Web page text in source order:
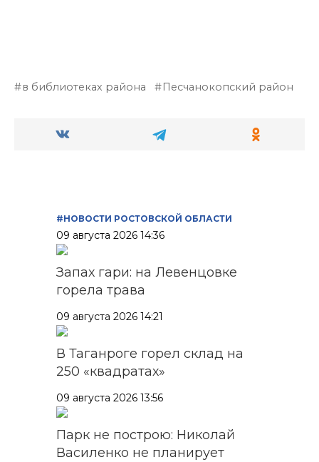
в библиотеках района Песчанокопский район
#НОВОСТИ РОСТОВСКОЙ ОБЛАСТИ
09 августа 2026 14:36
Запах гари: на Левенцовке
горела трава
09 августа 2026 14:21
В Таганроге горел склад на
250 «квадратах»
09 августа 2026 13:56
Парк не построю: Николай
Василенко не планирует